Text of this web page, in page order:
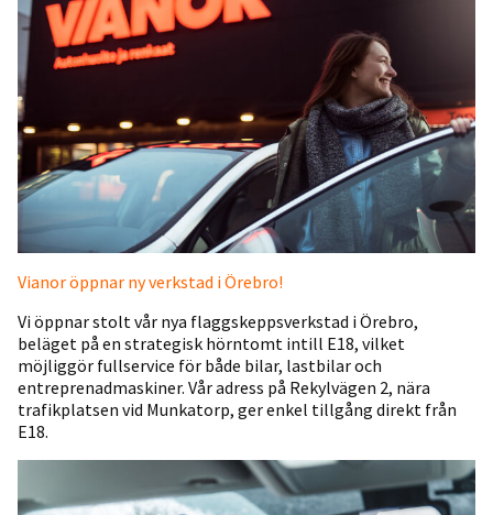
Vianor öppnar ny verkstad i Örebro!
Vi öppnar stolt vår nya flaggskeppsverkstad i Örebro,
beläget på en strategisk hörntomt intill E18, vilket
möjliggör fullservice för både bilar, lastbilar och
entreprenadmaskiner. Vår adress på Rekylvägen 2, nära
trafikplatsen vid Munkatorp, ger enkel tillgång direkt från
E18.